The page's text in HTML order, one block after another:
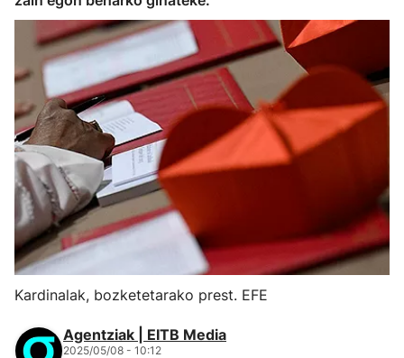
Kardinalak, bozketetarako prest. EFE
Agentziak | EITB Media
2025/05/08 - 10:12